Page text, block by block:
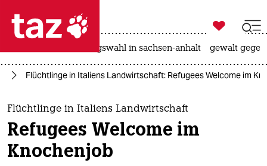
 taz zahl ich
taz zahl ich
themen
politik
öko

taz zahl ich
landtagswahl in sachsen-anhalt gewalt
Flüchtlinge in Italiens Landwirtschaft: Refugees Welcome im
Flüchtlinge in Italiens Landwirtschaft
Refugees Welcome im
Knochenjob